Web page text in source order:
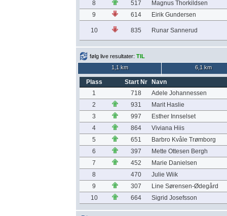
8
517
Magnus Thorkildsen
9
614 Eirik Gundersen
10 835 Runar Sannerud
følg live resultater: TIL
1,1 km
6,1 km
Plass Start Nr
Navn
1
718
Adele Johannessen
2
931
Marit Haslie
3
997
Esther Innselset
4
864
Viviana Hiis
5
651
Barbro Kvåle Trømborg
6
397
Mette Ottesen Bergh
7
452
Marie Danielsen
8
470
Julie Wiik
9
307
Line Sørensen-Ødegård
10
664 Sigrid Josefsson